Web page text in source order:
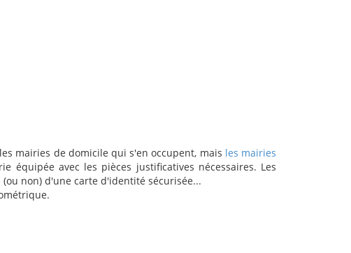
mairies de domicile qui s'en occupent, mais les mairies
avec les pièces justificatives nécessaires. Les
non) d'une carte d'identité sécurisée...